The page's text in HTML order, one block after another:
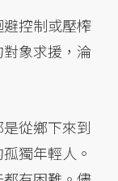
控制或壓榨
象求援，淪
從鄉下來到
獨年輕人。